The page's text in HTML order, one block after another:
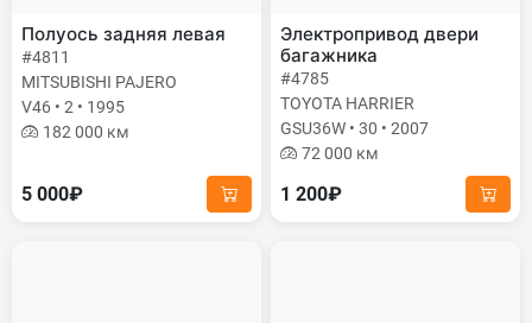
Полуось задняя левая
#4811
MITSUBISHI PAJERO
V46 • 2 • 1995
182 000 км
5 000₽
Электропривод двери
багажника
#4785
TOYOTA HARRIER
GSU36W • 30 • 2007
72 000 км
1 200₽